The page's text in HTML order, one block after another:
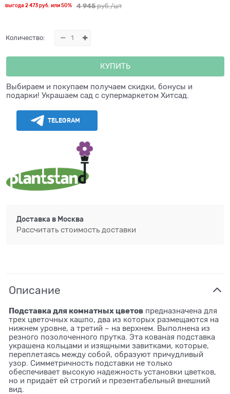
4 945 руб./шт
выгода 2 473 руб. или50%
Количество:
КУПИТЬ
Выбираем и покупаем получаем скидки, бонусы и
подарки! Украшаем сад с супермаркетом Хитсад.
TELEGRAM
Доставка в Москва
Рассчитать стоимость доставки
Описание
Подставка для комнатных цветов предназначена для
трех цветочных кашпо, два из которых размещаются на
нижнем уровне, а третий – на верхнем. Выполнена из
резного позолоченного прутка. Эта кованая подставка
украшена кольцами и изящными завитками, которые,
переплетаясь между собой, образуют причудливый
узор. Симметричность подставки не только
обеспечивает высокую надежность установки цветков,
но и придаёт ей строгий и презентабельный внешний
вид.